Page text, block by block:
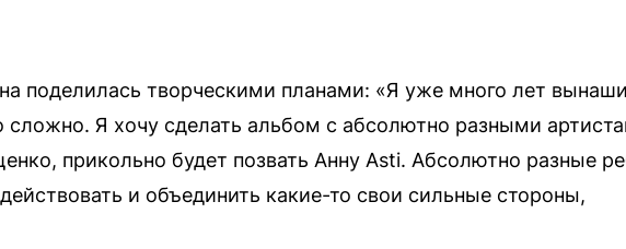
поделилась творческими планами: «Я уже много лет
Я хочу сделать альбом с абсолютно разными
прикольно будет позвать Анну Asti. Абсолютно разные
и объединить какие-то свои сильные стороны,